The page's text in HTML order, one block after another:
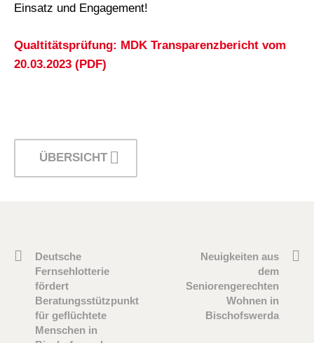
Einsatz und Engagement!
Qualtitätsprüfung: MDK Transparenzbericht vom
20.03.2023 (PDF)
ÜBERSICHT
Deutsche
Fernsehlotterie
fördert
Beratungsstützpunkt
für geflüchtete
Menschen in
Neuigkeiten aus
dem
Seniorengerechten
Wohnen in
Bischofswerda